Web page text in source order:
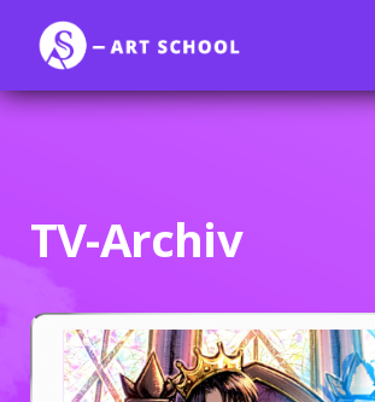
Mitgliedschaft
Anmelden
TV-Archiv